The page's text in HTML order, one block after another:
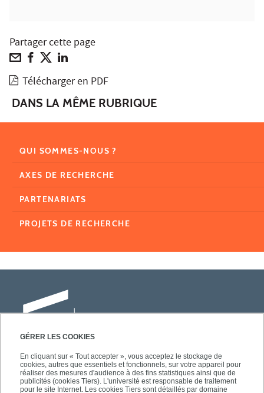
GÉRER LES COOKIES
En cliquant sur « Tout accepter », vous acceptez le stockage de
cookies, autres que essentiels et fonctionnels, sur votre appareil pour
réaliser des mesures d'audience à des fins statistiques ainsi que de
publicités (cookies Tiers). L'université est responsable de traitement
pour le site Internet. Les cookies Tiers sont détaillés par domaine
Partager cette page
Télécharger en PDF
DANS LA MÊME RUBRIQUE
QUI SOMMES-NOUS ?
AXES DE RECHERCHE
PARTENARIATS
PROJETS DE RECHERCHE
Université Paris-Est Créteil
Faculté des lettres, langues et sciences